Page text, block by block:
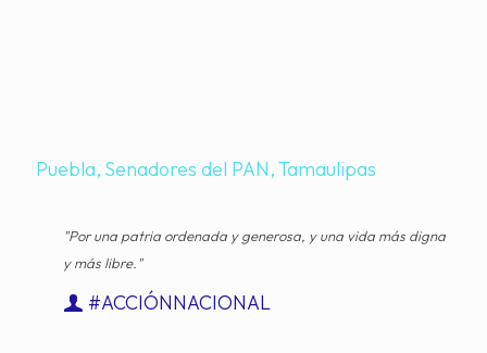
Puebla Senadores del PAN Tamaulipas
"Por una patria ordenada y generosa, y una vida más digna
y más libre."
#ACCIÓNNACIONAL